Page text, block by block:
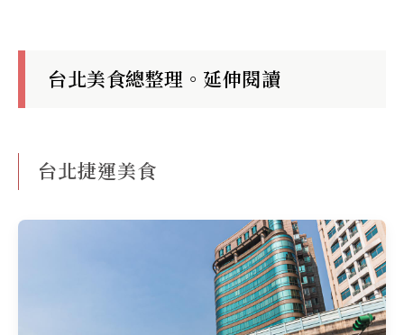
台北美食總整理。延伸閱讀
台北捷運美食